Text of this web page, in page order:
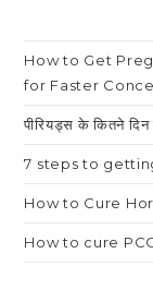
How to Get
for Faster
पीरियड्स के कितने दिन
7 steps to
How to Cure
How to cure